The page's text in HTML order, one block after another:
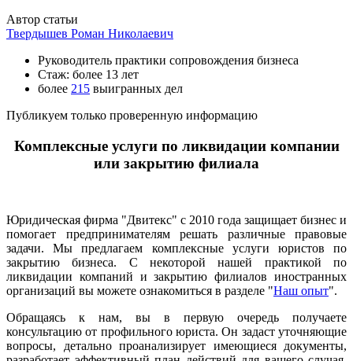
Автор статьи
Твердышев Роман Николаевич
Руководитель практики сопровождения бизнеса
Стаж: более 13 лет
более 215 выигранных дел
Публикуем только проверенную информацию
Комплексные услуги по ликвидации компании
или закрытию филиала
Юридическая фирма "Двитекс" с 2010 года защищает бизнес и
помогает предпринимателям решать различные правовые
задачи. Мы предлагаем комплексные услуги юристов по
закрытию бизнеса. С некоторой нашей практикой по
ликвидации компаний и закрытию филиалов иностранных
организаций вы можете ознакомиться в разделе "Наш опыт".
Обращаясь к нам, вы в первую очередь получаете
консультацию от профильного юриста. Он задаст уточняющие
вопросы, детально проанализирует имеющиеся документы,